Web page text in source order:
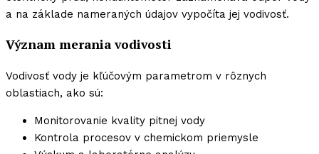
a na základe nameraných údajov vypočíta jej vodivosť.
Význam merania vodivosti
Vodivosť vody je kľúčovým parametrom v rôznych
oblastiach, ako sú:
Monitorovanie kvality pitnej vody
Kontrola procesov v chemickom priemysle